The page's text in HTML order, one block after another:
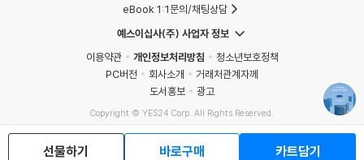
m.)"는 영화 [윙카]의 대사처럼 내가 주저앉아 있을 때도 꿈은 최선을 다
해 소원의 길을 나에게 보여준다. 삶의 어둠 속에서도 소원의 길을 찾고 있
선물하기 바로구매 카트담기
eBook 1:1문의/채팅상담
예스이십사(주) 사업자 정보
이용약관
개인정보처리방침
청소년보호정책
PC버전
회사소개
거래처관계자께
도서홍보
광고
Copyright © YES24 Corp. All Rights Reserved.